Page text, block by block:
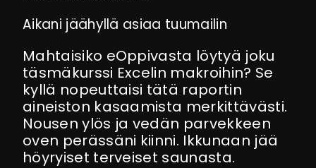
Aikani jäähyllä asiaa tuumailin
Mahtaisiko eOppivasta löytyä joku
täsmäkurssi Excelin makroihin? Se
kyllä nopeuttaisi tätä raportin
aineiston kasaamista merkittävästi.
Nousen ylös ja vedän parvekkeen
oven perässäni kiinni. Ikkunaan jää
höyryiset terveiset saunasta.